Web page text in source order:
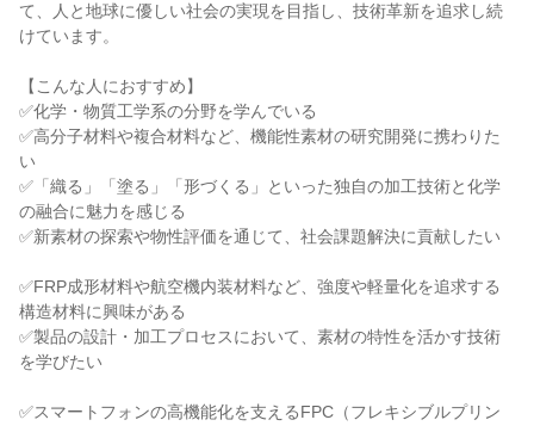
て、人と地球に優しい社会の実現を目指し、技術革新を追求し続
けています。
【こんな人におすすめ】
✅化学・物質工学系の分野を学んでいる
✅高分子材料や複合材料など、機能性素材の研究開発に携わりた
い
✅「織る」「塗る」「形づくる」といった独自の加工技術と化学
の融合に魅力を感じる
✅新素材の探索や物性評価を通じて、社会課題解決に貢献したい
✅FRP成形材料や航空機内装材料など、強度や軽量化を追求する
構造材料に興味がある
✅製品の設計・加工プロセスにおいて、素材の特性を活かす技術
を学びたい
✅スマートフォンの高機能化を支えるFPC（フレキシブルプリン